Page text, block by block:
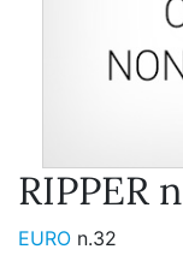
RIPPER
EURO n.32